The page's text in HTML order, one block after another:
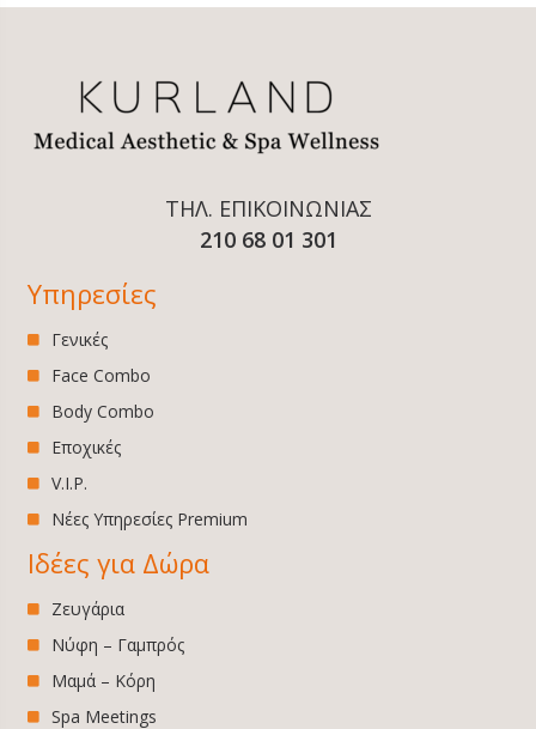
ΤΗΛ. ΕΠΙΚΟΙΝΩΝΙΑΣ
210 68 01 301
Υπηρεσίες
Γενικές
Face Combo
Body Combo
Εποχικές
V.I.P.
Νέες Υπηρεσίες Premium
Ιδέες για Δώρα
Ζευγάρια
Νύφη – Γαμπρός
Μαμά – Κόρη
Spa Meetings